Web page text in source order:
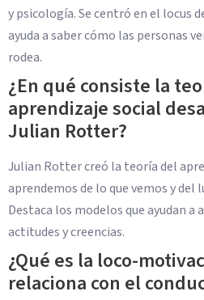
y psicología. Se centró en el locus
ayuda a saber cómo las personas
rodea.
¿En qué consiste la
aprendizaje social
Julian Rotter?
Julian Rotter creó la teoría del
aprendemos de lo que vemos y del
Destaca los modelos que ayudan a
actitudes y creencias.
¿Qué es la loco-
relaciona con el